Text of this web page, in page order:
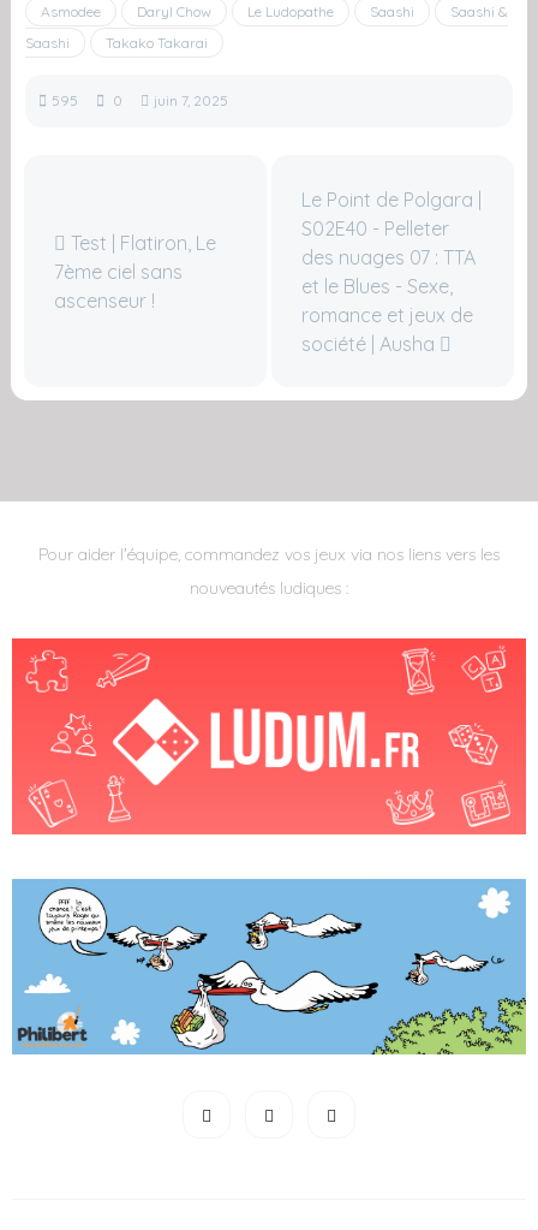
Asmodee Daryl Chow Le Ludopathe Saashi
Saashi &
Saashi
Takako Takarai
595 0 juin 7, 2025
Test | Flatiron, Le
7ème ciel sans
ascenseur !
Le Point de Polgara |
S02E40 - Pelleter
des nuages 07 : TTA
et le Blues - Sexe,
romance et jeux de
société | Ausha
Pour aider l'équipe, commandez vos jeux via nos liens vers les
nouveautés ludiques :